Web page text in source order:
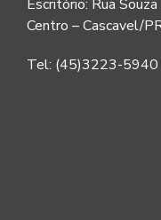
Escritório: Rua
Centro – Cascavel/
Tel: (45)3223-5940